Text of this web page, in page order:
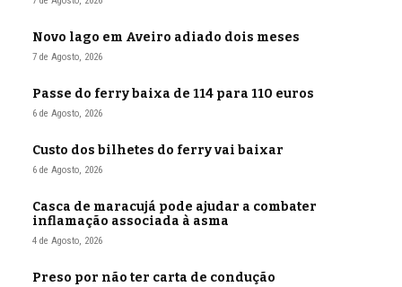
Novo lago em Aveiro adiado dois meses
7 de Agosto, 2026
Passe do ferry baixa de 114 para 110 euros
6 de Agosto, 2026
Custo dos bilhetes do ferry vai baixar
6 de Agosto, 2026
Casca de maracujá pode ajudar a combater
inflamação associada à asma
4 de Agosto, 2026
Preso por não ter carta de condução